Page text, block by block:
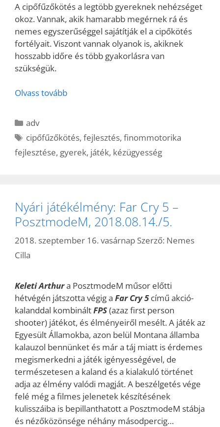
A cipőfűzőkötés a legtöbb gyereknek nehézséget
okoz. Vannak, akik hamarabb megérnek rá és
nemes egyszerűséggel sajátítják el a cipőkötés
fortélyait. Viszont vannak olyanok is, akiknek
hosszabb időre és több gyakorlásra van
szükségük.
Olvass tovább
Kategória
adv
Címkék
cipőfűzőkötés,fejlesztés,finommotorika
fejlesztése, gyerek, játék, kézügyesség
Nyári játékélmény: Far Cry 5 –
PosztmodeM, 2018.08.14./5.
2018. szeptember 16. vasárnap Szerző: Nemes
Cilla
Keleti Arthura PosztmodeM műsor előtti
hétvégén játszotta végig a Far Cry 5 című akció-
kalanddal kombináltFPS(azaz first person
shooter) játékot, és élményeiről mesélt. A játék az
Egyesült Államokba, azon belül Montana államba
kalauzol bennünket és már a táj miatt is érdemes
megismerkedni a játék igényességével, de
természetesen a kaland és a kialakuló történet
adja az élmény valódi magját. A beszélgetés vége
felé még a filmes jelenetek készítésének
kulisszáiba is bepillanthatott a PosztmodeM stábja
és nézőközönsége néhány másodpercig…